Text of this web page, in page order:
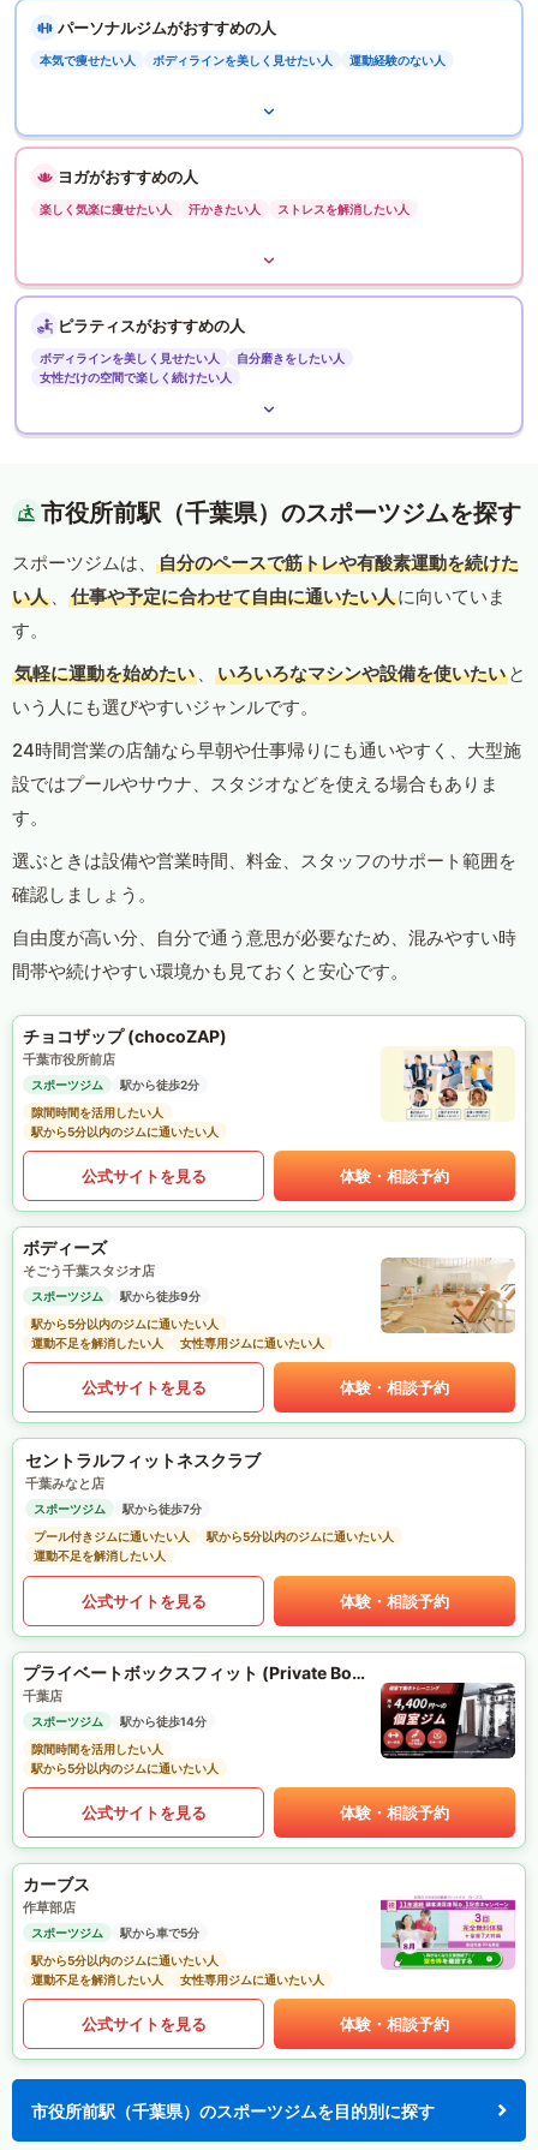
パーソナルジムがおすすめの人
本気で痩せたい人 ボディラインを美しく見せたい人 運動経験のない人
ヨガがおすすめの人
楽しく気楽に痩せたい人 汗かきたい人 ストレスを解消したい人
ピラティスがおすすめの人
ボディラインを美しく見せたい人
自分磨きをしたい人
女性だけの空間で楽しく続けたい人
市役所前駅（千葉県）のスポーツジムを探す
スポーツジムは、
自分のペースで筋トレや有酸素運動を続けた
い人 、 仕事や予定に合わせて自由に通いたい人に向いていま
す。
気軽に運動を始めたい 、 いろいろなマシンや設備を使いたい と
いう人にも選びやすいジャンルです。
24時間営業の店舗なら早朝や仕事帰りにも通いやすく、大型施
設ではプールやサウナ、スタジオなどを使える場合もありま
す。
選ぶときは設備や営業時間、料金、スタッフのサポート範囲を
確認しましょう。
自由度が高い分、自分で通う意思が必要なため、混みやすい時
間帯や続けやすい環境かも見ておくと安心です。
チョコザップ (chocoZAP)
千葉市役所前店
スポーツジム
駅から徒歩2分
隙間時間を活用したい人
駅から5分以内のジムに通いたい人
公式サイトを見る 体験・相談予約
ボディーズ
そごう千葉スタジオ店
スポーツジム
駅から徒歩9分
駅から5分以内のジムに通いたい人
運動不足を解消したい人
女性専用ジムに通いたい人
公式サイトを見る 体験・相談予約
セントラルフィットネスクラブ
千葉みなと店
スポーツジム
駅から徒歩7分
プール付きジムに通いたい人
駅から5分以内のジムに通いたい人
運動不足を解消したい人
公式サイトを見る 体験・相談予約
プライベートボックスフィット (Private Box Fit)
千葉店
スポーツジム
駅から徒歩14分
隙間時間を活用したい人
駅から5分以内のジムに通いたい人
公式サイトを見る 体験・相談予約
カーブス
作草部店
スポーツジム
駅から車で5分
駅から5分以内のジムに通いたい人
運動不足を解消したい人
女性専用ジムに通いたい人
公式サイトを見る 体験・相談予約
市役所前駅（千葉県）のスポーツジムを目的別に探す